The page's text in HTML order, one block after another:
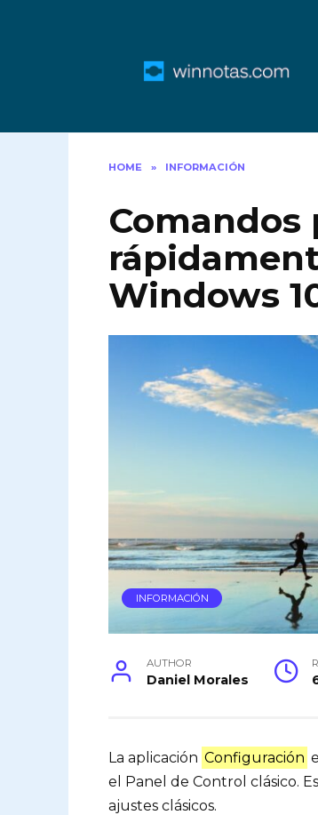
HOME » INFORMACIÓN
Comandos
Windows
INFORMACIÓN
AUTHOR
Daniel Morales
La aplicación Configuración
el Panel de Control clásico.
ajustes clásicos.